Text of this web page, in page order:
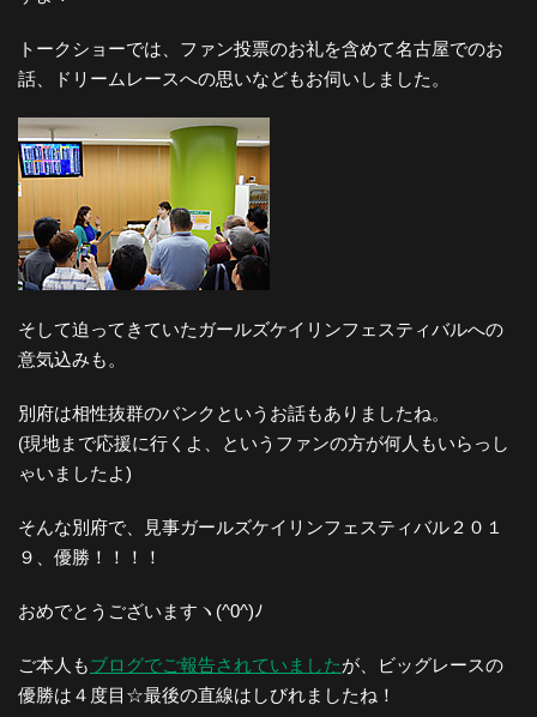
トークショーでは、ファン投票のお礼を含めて名古屋でのお
話、ドリームレースへの思いなどもお伺いしました。
そして迫ってきていたガールズケイリンフェスティバルへの
意気込みも。
別府は相性抜群のバンクというお話もありましたね。
(現地まで応援に行くよ、というファンの方が何人もいらっし
ゃいましたよ)
そんな別府で、見事ガールズケイリンフェスティバル２０１
９、優勝！！！！
おめでとうございますヽ(^0^)ﾉ
ご本人もブログでご報告されていましたが、ビッグレースの
優勝は４度目☆最後の直線はしびれましたね！